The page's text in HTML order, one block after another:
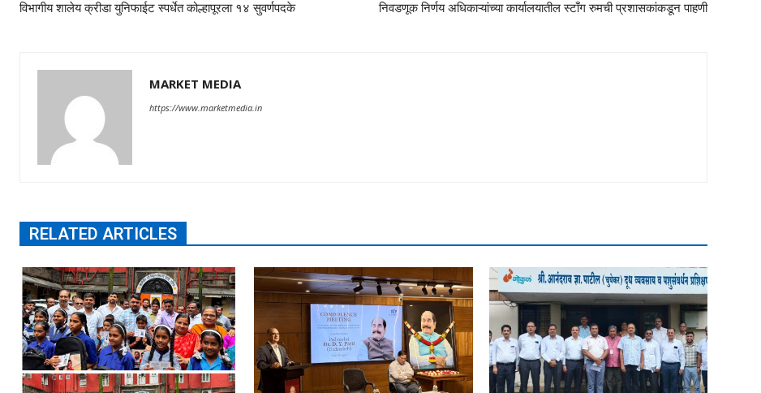
विभागीय शालेय क्रीडा युनिफाईट स्पर्धेत कोल्हापूरला १४ सुवर्णपदके निवडणूक निर्णय अधिकाऱ्यांच्या कार्यालयातील स्टाँग रुमची प्रशासकांकडून पाहणी
MARKET MEDIA
https://www.marketmedia.in
RELATED ARTICLES